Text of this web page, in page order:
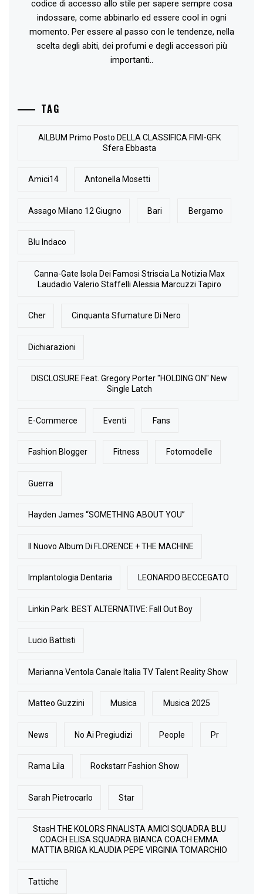
codice di accesso allo stile per sapere sempre cosa
indossare, come abbinarlo ed essere cool in ogni
momento. Per essere al passo con le tendenze, nella
scelta degli abiti, dei profumi e degli accessori più
importanti..
TAG
AlLBUM Primo Posto DELLA CLASSIFICA FIMI-GFK
Sfera Ebbasta
Amici14 Antonella Mosetti
Assago Milano 12 Giugno Bari Bergamo
Blu Indaco
Canna-Gate Isola Dei Famosi Striscia La Notizia Max
Laudadio Valerio Staffelli Alessia Marcuzzi Tapiro
Cher Cinquanta Sfumature Di Nero
Dichiarazioni
DISCLOSURE Feat. Gregory Porter "HOLDING ON" New
Single Latch
E-Commerce Eventi Fans
Fashion Blogger Fitness Fotomodelle
Guerra
Hayden James “SOMETHING ABOUT YOU”
Il Nuovo Album Di FLORENCE + THE MACHINE
Implantologia Dentaria LEONARDO BECCEGATO
Linkin Park. BEST ALTERNATIVE: Fall Out Boy
Lucio Battisti
Marianna Ventola Canale Italia TV Talent Reality Show
Matteo Guzzini Musica Musica 2025
News No Ai Pregiudizi People Pr
Rama Lila Rockstarr Fashion Show
Sarah Pietrocarlo Star
StasH THE KOLORS FINALISTA AMICI SQUADRA BLU
COACH ELISA SQUADRA BIANCA COACH EMMA
MATTIA BRIGA KLAUDIA PEPE VIRGINIA TOMARCHIO
Tattiche